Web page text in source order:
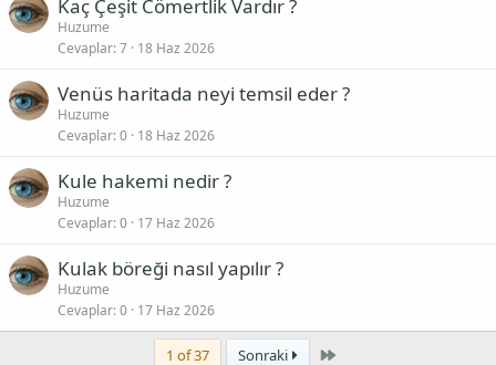
Kaç Çeşit Cömertlik Vardır ?
Huzume
Cevaplar 7 18 Haz 2026
Venüs haritada neyi temsil eder ?
Huzume
Cevaplar 0 18 Haz 2026
Kule hakemi nedir ?
Huzume
Cevaplar 0 17 Haz 2026
Kulak böreği nasıl yapılır ?
Huzume
Cevaplar 0 17 Haz 2026
1 of 37 Sonraki Last